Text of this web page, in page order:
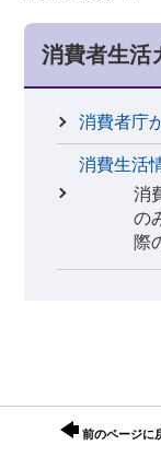
消費者生活
消費者庁
消費生活
消
の
際
前のページに